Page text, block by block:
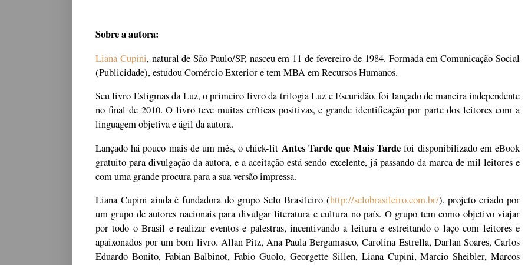
Sobre a autora:
Liana Cupini, natural de São Paulo/SP, nasceu em 11 de fevereiro de 1984. Formada em Comunicação Social
(Publicidade), estudou Comércio Exterior e tem MBA em Recursos Humanos.
Seu livro Estigmas da Luz, o primeiro livro da trilogia Luz e Escuridão, foi lançado de maneira independente
no final de 2010. O livro teve muitas críticas positivas, e grande identificação por parte dos leitores com a
linguagem objetiva e ágil da autora.
Lançado há pouco mais de um mês, o chick-lit Antes Tarde que Mais Tardefoi disponibilizado em eBook
gratuito para divulgação da autora, e a aceitação está sendo excelente, já passando da marca de mil leitores e
com uma grande procura para a sua versão impressa.
Liana Cupini ainda é fundadora do grupo Selo Brasileiro (http://selobrasileiro.com.br/), projeto criado por
um grupo de autores nacionais para divulgar literatura e cultura no país. O grupo tem como objetivo viajar
por todo o Brasil e realizar eventos e palestras, incentivando a leitura e estreitando o laço com leitores e
apaixonados por um bom livro. Allan Pitz, Ana Paula Bergamasco, Carolina Estrella, Darlan Soares, Carlos
Eduardo Bonito, Fabian Balbinot, Fabio Guolo, Georgette Sillen, Liana Cupini, Marcio Sheibler, Marcos